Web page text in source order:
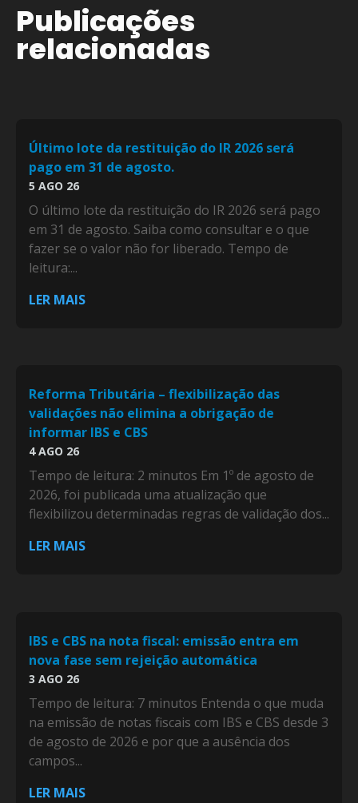
Publicações
relacionadas
Último lote da restituição do IR 2026 será
pago em 31 de agosto.
5 AGO 26
O último lote da restituição do IR 2026 será pago
em 31 de agosto. Saiba como consultar e o que
fazer se o valor não for liberado. Tempo de
leitura:...
LER MAIS
Reforma Tributária – flexibilização das
validações não elimina a obrigação de
informar IBS e CBS
4 AGO 26
Tempo de leitura: 2 minutos Em 1º de agosto de
2026, foi publicada uma atualização que
flexibilizou determinadas regras de validação dos...
LER MAIS
IBS e CBS na nota fiscal: emissão entra em
nova fase sem rejeição automática
3 AGO 26
Tempo de leitura: 7 minutos Entenda o que muda
na emissão de notas fiscais com IBS e CBS desde 3
de agosto de 2026 e por que a ausência dos
campos...
LER MAIS